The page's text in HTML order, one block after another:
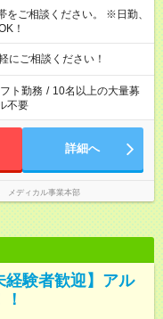
ご相談ください。 ※日勤、
！
ご相談ください！
ト勤務 / 10名以上の大量募
不要
詳細へ
メディカル事業本部
経験者歓迎】アル